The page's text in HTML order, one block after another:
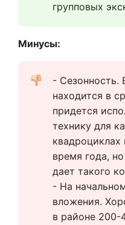
групповых
Минусы:
- Сезонность.
находится в
придется
технику для
время года,
дает такого
- На
вложения.
в районе 200-